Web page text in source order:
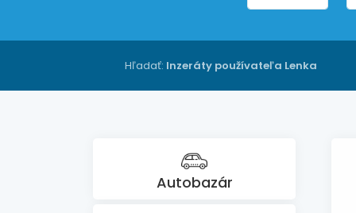
Hľadať: Inzeráty používateľa Lenka
Autobazár